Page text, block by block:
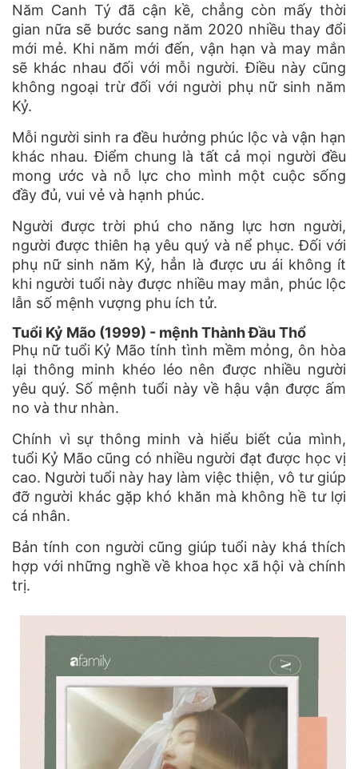
Năm Canh Tý đã cận kề, chẳng còn mấy thời
gian nữa sẽ bước sang năm 2020 nhiều thay đổi
mới mẻ. Khi năm mới đến, vận hạn và may mắn
sẽ khác nhau đối với mỗi người. Điều này cũng
không ngoại trừ đối với người phụ nữ sinh năm
Kỷ.
Mỗi người sinh ra đều hưởng phúc lộc và vận hạn
khác nhau. Điểm chung là tất cả mọi người đều
mong ước và nỗ lực cho mình một cuộc sống
đầy đủ, vui vẻ và hạnh phúc.
Người được trời phú cho năng lực hơn người,
người được thiên hạ yêu quý và nể phục. Đối với
phụ nữ sinh năm Kỷ, hẳn là được ưu ái không ít
khi người tuổi này được nhiều may mắn, phúc lộc
lẫn số mệnh vượng phu ích tử.
Tuổi Kỷ Mão (1999) - mệnh Thành Đầu Thổ
Phụ nữ tuổi Kỷ Mão tính tình mềm mỏng, ôn hòa
lại thông minh khéo léo nên được nhiều người
yêu quý. Số mệnh tuổi này về hậu vận được ấm
no và thư nhàn.
Chính vì sự thông minh và hiểu biết của mình,
tuổi Kỷ Mão cũng có nhiều người đạt được học vị
cao. Người tuổi này hay làm việc thiện, vô tư giúp
đỡ người khác gặp khó khăn mà không hề tư lợi
cá nhân.
Bản tính con người cũng giúp tuổi này khá thích
hợp với những nghề về khoa học xã hội và chính
trị.